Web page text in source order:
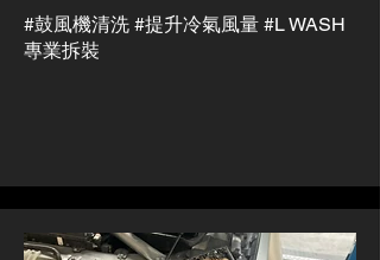
#鼓風機清洗 #提升冷氣風量 #L WASH
專業拆裝